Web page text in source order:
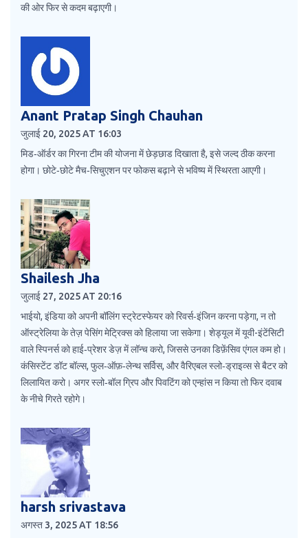
की ओर फिर से कदम बढ़ाएगी।
Anant Pratap Singh Chauhan
जुलाई 20, 2025 AT 16:03
मिड‑ऑर्डर का गिरना टीम की योजना में छेड़छाड दिखाता है, इसे जल्द ठीक करना
होगा। छोटे‑छोटे मैच‑सिचुएशन पर फोकस बढ़ाने से भविष्य में स्थिरता आएगी।
Shailesh Jha
जुलाई 27, 2025 AT 20:16
भाईयो, इंडिया को अपनी बॉलिंग स्ट्रेटस्फेयर को रिवर्स‑इंजिन करना पड़ेगा, न तो
ऑस्ट्रेलिया के तेज़ पेसिंग मेट्रिक्स को हिलाया जा सकेगा। शेड्यूल में यूवी-इंटेंसिटी
वाले स्पिनर्स को हाई‑प्रेशर डेज़ में लॉन्च करो, जिससे उनका डिफ़ेंसिव एंगल कम हो।
कंसिस्टेंट डॉट बॉल्स, फुल‑ऑफ़‑लेन्थ सर्विस, और वैरिएबल स्लो‑ड्राइव्स से बैटर को
लिलायित करो। अगर स्लो‑बॉल ग्रिप और पिवटिंग को एन्हांस न किया तो फिर दवाब
के नीचे गिरते रहोगे।
harsh srivastava
अगस्त 3, 2025 AT 18:56